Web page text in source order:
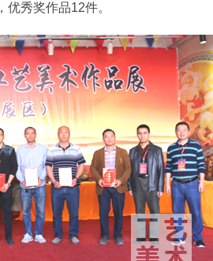
秀奖作品12件。